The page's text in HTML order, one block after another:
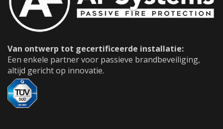
Van ontwerp tot gecertificeerde installatie:
Een enkele partner voor passieve brandbeveiliging,
altijd gericht op innovatie.